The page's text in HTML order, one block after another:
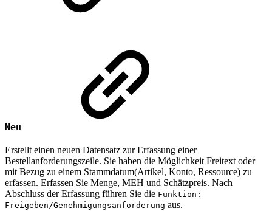
Neu
Erstellt einen neuen Datensatz zur Erfassung einer
Bestellanforderungszeile. Sie haben die Möglichkeit Freitext oder
mit Bezug zu einem Stammdatum(Artikel, Konto, Ressource) zu
erfassen. Erfassen Sie Menge, MEH und Schätzpreis. Nach
Abschluss der Erfassung führen Sie die Funktion:
Freigeben/Genehmigungsanforderung aus.